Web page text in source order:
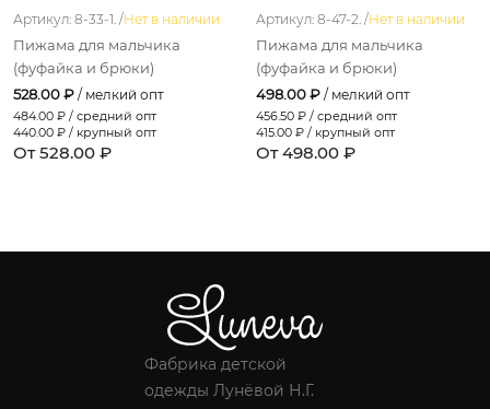
Артикул: 8-33-1. /Нет в наличии
Пижама для мальчика
(фуфайка и брюки)
528.00 ₽ / мелкий опт
484.00 ₽ / средний опт
440.00 ₽ / крупный опт
От 528.00 ₽
Артикул: 8-47-2. /Нет в наличии
Пижама для мальчика
(фуфайка и брюки)
498.00 ₽ / мелкий опт
456.50 ₽ / средний опт
415.00 ₽ / крупный опт
От 498.00 ₽
Фабрика детской
одежды Лунёвой Н.Г.